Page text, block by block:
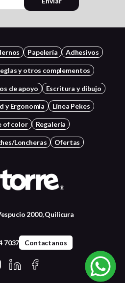
Papelería Adhesivos
y otros complementos
de apoyo Escritura y dibujo
y Ergonomía Línea Pekes
of color Regalería
Loncheras Ofertas
2000, Quilicura
7037 Contactanos